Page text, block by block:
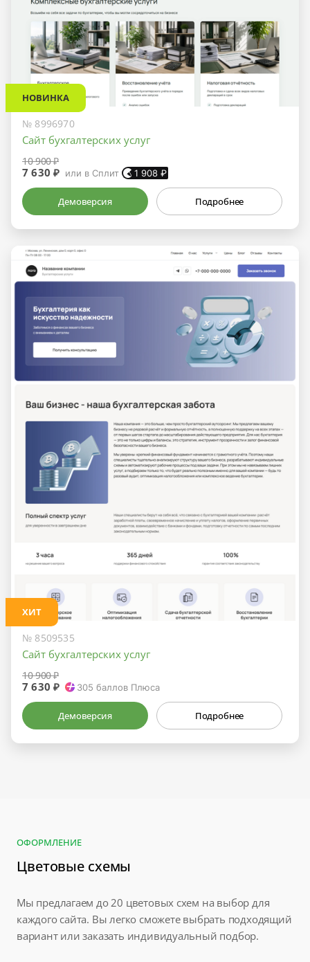
НОВИНКА
№ 8996970
Сайт бухгалтерских услуг
10 900 ₽
7 630 ₽ или в Сплит 1 908 ₽
Демоверсия Подробнее
ХИТ
№ 8509535
Сайт бухгалтерских услуг
10 900 ₽
7 630 ₽ 305 баллов Плюса
Демоверсия Подробнее
ОФОРМЛЕНИЕ
Цветовые схемы
Мы предлагаем до 20 цветовых схем на выбор для
каждого сайта. Вы легко сможете выбрать подходящий
вариант или заказать индивидуальный подбор.